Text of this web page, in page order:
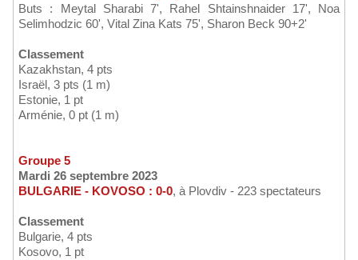
Buts : Meytal Sharabi 7', Rahel Shtainshnaider 17', Noa
Selimhodzic 60', Vital Zina Kats 75', Sharon Beck 90+2'
Classement
Kazakhstan, 4 pts
Israël, 3 pts (1 m)
Estonie, 1 pt
Arménie, 0 pt (1 m)
Groupe 5
Mardi 26 septembre 2023
BULGARIE - KOVOSO : 0-0, à Plovdiv - 223 spectateurs
Classement
Bulgarie, 4 pts
Kosovo, 1 pt